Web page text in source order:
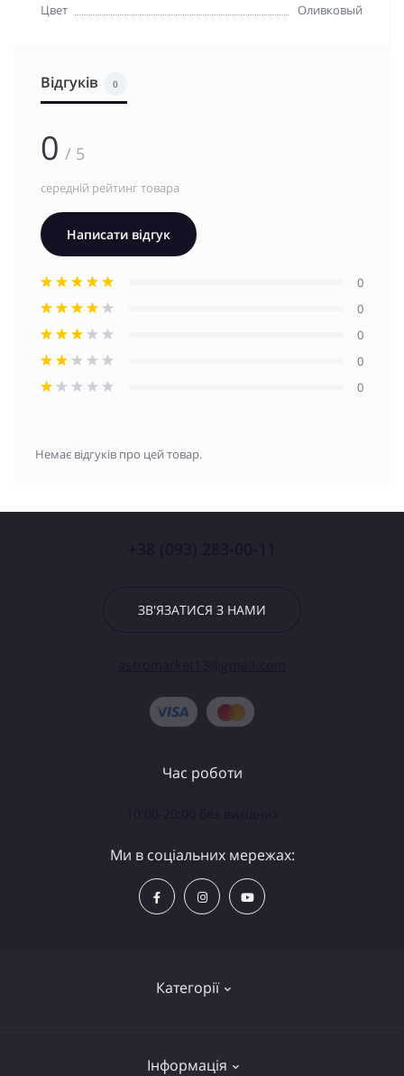
Цвет
Оливковый
Відгуків 0
0 / 5
середній рейтинг товара
Написати відгук
0
0
0
0
0
Немає відгуків про цей товар.
ЗВ'ЯЗАТИСЯ З НАМИ
Категорії
Інформація
Час роботи
Ми в соціальних мережах: